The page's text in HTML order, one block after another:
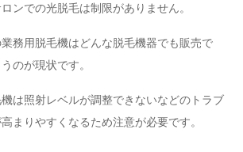
ンでの光脱毛は制限がありません。
務用脱毛機はどんな脱毛機器でも販売で
のが現状です。
は照射レベルが調整できないなどのトラブ
まりやすくなるため注意が必要です。